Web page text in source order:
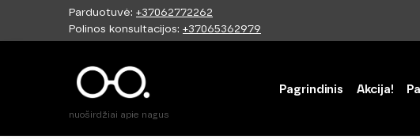
Parduotuvė: +37062772262
Polinos konsultacijos: +37065362979
nuoširdžiai apie nagus
Pagrindinis Akcija!
Paieška